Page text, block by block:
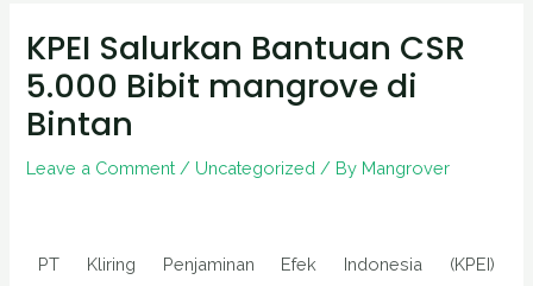
KPEI Salurkan Bantuan CSR
5.000 Bibit mangrove di
Bintan
Leave a Comment / Uncategorized / By Mangrover
PT Kliring Penjaminan Efek Indonesia (KPEI)